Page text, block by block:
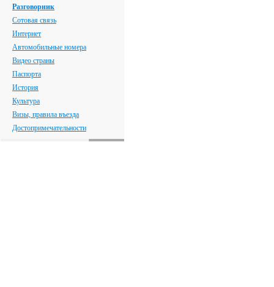
Разговорник
Сотовая связь
Интернет
Автомобильные номера
Видео страны
Паспорта
История
Культура
Визы, правила въезда
Достопримечательности